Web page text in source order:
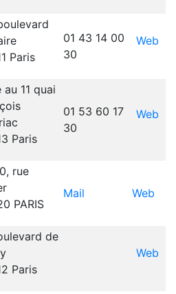
Paris
01 43 14 00
30
Web
au 11 quai
Paris
01 53 60 17
30
Web
rue
PARIS
Mail Web
de
Paris
Web